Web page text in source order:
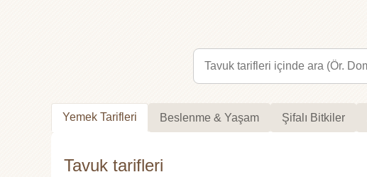
Yemek Tarifleri Beslenme & Yaşam Şifalı Bitkiler
Tavuk tarifleri